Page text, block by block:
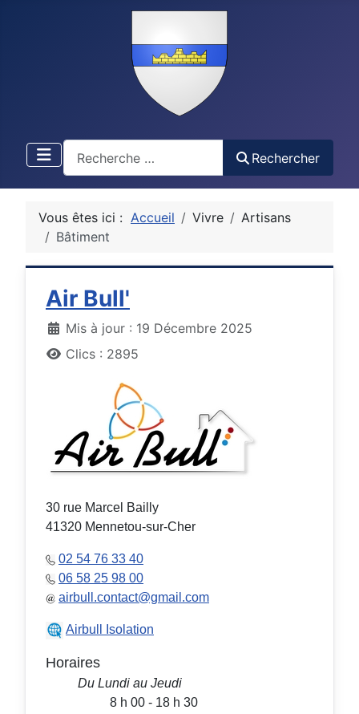
Rechercher
Vous êtes ici : Accueil Vivre
Artisans
Bâtiment
Air Bull'
DétailsMis à jour : 19 Décembre 2025
Clics : 2895
30 rue Marcel Bailly
41320 Mennetou-sur-Cher
02 54 76 33 40
06 58 25 98 00
airbull.contact@gmail.com
Airbull Isolation
Horaires
Du Lundi au Jeudi
8 h 00 - 18 h 30